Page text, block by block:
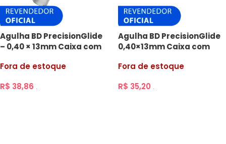
Agulha BD PrecisionGlide
– 0,40 × 13mm Caixa com
Fora de estoque
R$ 38,86 .
Agulha BD PrecisionGlide
0,40×13mm Caixa com
Fora de estoque
R$ 35,20 .